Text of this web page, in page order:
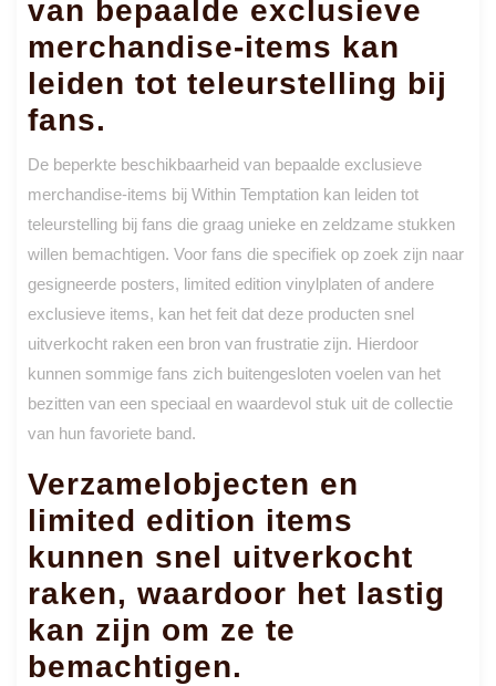
van bepaalde exclusieve
merchandise-items kan
leiden tot teleurstelling bij
fans.
De beperkte beschikbaarheid van bepaalde exclusieve
merchandise-items bij Within Temptation kan leiden tot
teleurstelling bij fans die graag unieke en zeldzame stukken
willen bemachtigen. Voor fans die specifiek op zoek zijn naar
gesigneerde posters, limited edition vinylplaten of andere
exclusieve items, kan het feit dat deze producten snel
uitverkocht raken een bron van frustratie zijn. Hierdoor
kunnen sommige fans zich buitengesloten voelen van het
bezitten van een speciaal en waardevol stuk uit de collectie
van hun favoriete band.
Verzamelobjecten en
limited edition items
kunnen snel uitverkocht
raken, waardoor het lastig
kan zijn om ze te
bemachtigen.